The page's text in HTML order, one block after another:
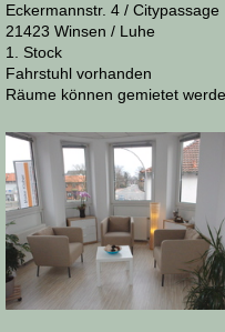
Eckermannstr. 4 / Citypassage
21423 Winsen / Luhe
1. Stock
Fahrstuhl vorhanden
Räume können gemietet